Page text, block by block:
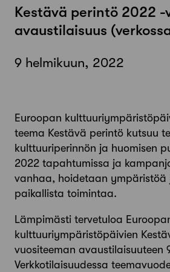
Kestävä perintö 2022 -
avaustilaisuus
9 helmikuun, 2022
Euroopan
teema Kestävä perintö kutsuu
kulttuuriperinnön ja huomisen
2022 tapahtumissa ja
vanhaa, hoidetaan ympäristöä
paikallista toimintaa.
Lämpimästi tervetuloa
kulttuuriympäristöpäivien
vuositeeman avaustilaisuuteen
Verkkotilaisuudessa